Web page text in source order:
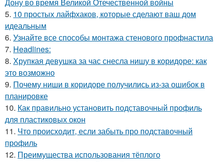
5. 10 простых лайфхаков, которые сделают ваш дом
идеальным
6. Узнайте все способы монтажа стенового профнастила
7. Headlines:
8. Хрупкая девушка за час снесла нишу в коридоре: как
это возможно
9. Почему ниши в коридоре получились из-за ошибок в
планировке
10. Как правильно установить подставочный профиль
для пластиковых окон
11. Что происходит, если забыть про подставочный
профиль
12. Преимущества использования тёплого